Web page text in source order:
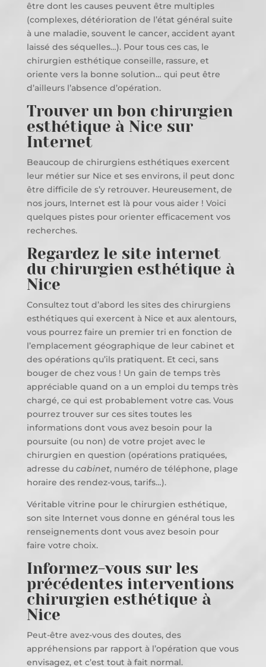
être dont les causes peuvent être multiples
(complexes, détérioration de l’état général suite
à une maladie, souvent le cancer, accident ayant
laissé des séquelles…). Pour tous ces cas, le
chirurgien esthétique conseille, rassure, et
oriente vers la bonne solution… qui peut être
d’ailleurs l’absence d’opération.
Trouver un bon chirurgien
esthétique à Nice sur
Internet
Beaucoup de chirurgiens esthétiques exercent
leur métier sur Nice et ses environs, il peut donc
être difficile de s’y retrouver. Heureusement, de
nos jours, Internet est là pour vous aider ! Voici
quelques pistes pour orienter efficacement vos
recherches.
Regardez le site internet
du chirurgien esthétique à
Nice
Consultez tout d’abord les sites des chirurgiens
esthétiques qui exercent à Nice et aux alentours,
vous pourrez faire un premier tri en fonction de
l’emplacement géographique de leur cabinet et
des opérations qu’ils pratiquent. Et ceci, sans
bouger de chez vous ! Un gain de temps très
appréciable quand on a un emploi du temps très
chargé, ce qui est probablement votre cas. Vous
pourrez trouver sur ces sites toutes les
informations dont vous avez besoin pour la
poursuite (ou non) de votre projet avec le
chirurgien en question (opérations pratiquées,
adresse ducabinet, numéro de téléphone, plage
horaire des rendez-vous, tarifs…).
Véritable vitrine pour le chirurgien esthétique,
son site Internet vous donne en général tous les
renseignements dont vous avez besoin pour
faire votre choix.
Informez-vous sur les
précédentes interventions
chirurgien esthétique à
Nice
Peut-être avez-vous des doutes, des
appréhensions par rapport à l’opération que vous
envisagez, et c’est tout à fait normal.